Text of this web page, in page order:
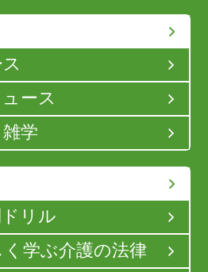
ース
学
リル
学ぶ介護の法律